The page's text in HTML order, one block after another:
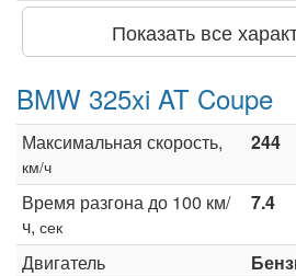
Показать все
BMW 325xi AT Coupe
Максимальная скорость,
км/ч
244
Время разгона до 100 км/
ч, сек
7.4
Двигатель